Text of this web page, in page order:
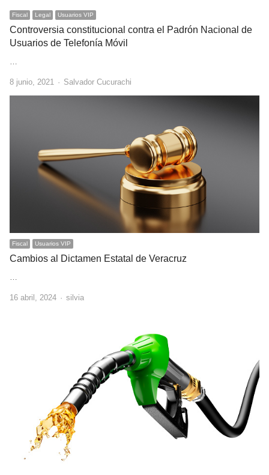
Fiscal Legal Usuarios VIP
Controversia constitucional contra el Padrón Nacional de
Usuarios de Telefonía Móvil
8 junio, 2021 Author
Salvador Cucurachi
Fiscal Usuarios VIP
Cambios al Dictamen Estatal de Veracruz
16 abril, 2024 Author
silvia